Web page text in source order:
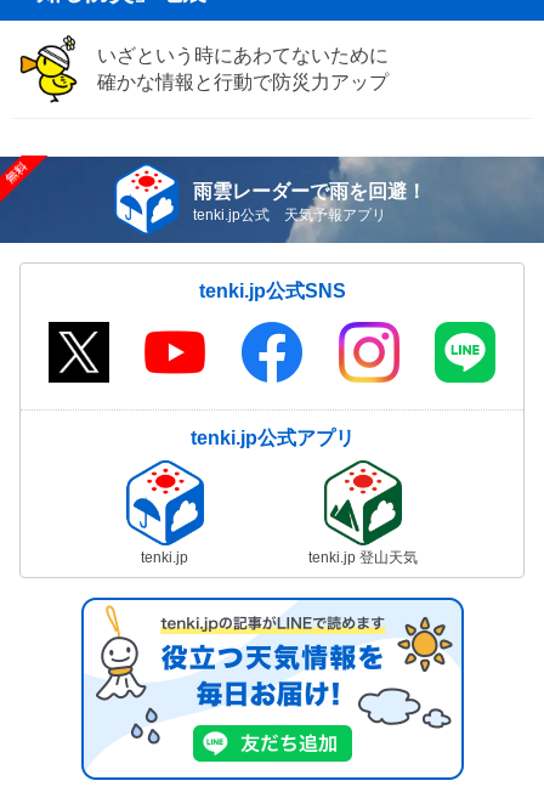
いざという時にあわてないために
確かな情報と行動で防災力アップ
雨雲レーダーで雨を回避！
tenki.jp公式 天気予報アプリ
tenki.jp公式SNS
tenki.jp公式アプリ
tenki.jp tenki.jp 登山天気